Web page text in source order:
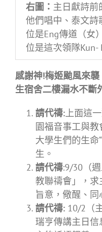
右圖： 主日獻詩前
他們唱中、泰文詩
位是Eng傳道（女
位是這次領隊
感謝神!梅姬颱風來
生宿舍二樓漏水不斷
請代禱:上面這
園福音事工與
大學生們的生命
生。
請代禱:9/30（
教聯禱會」，
旨意，儆醒、同
請代禱: 10/2（
瑞亨傳講主日